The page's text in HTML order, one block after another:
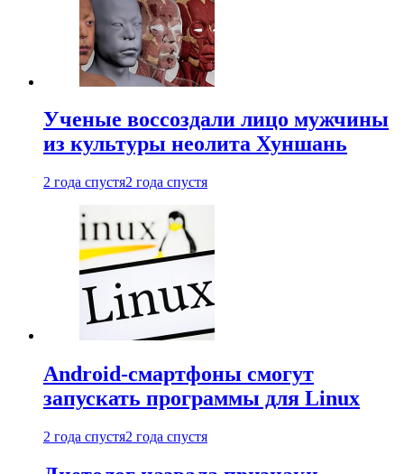
Ученые воссоздали лицо мужчины
из культуры неолита Хуншань
2 года спустя2 года спустя
Android-смартфоны смогут
запускать программы для Linux
2 года спустя2 года спустя